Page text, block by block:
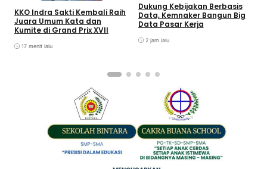
KKO Indra Sakti Kembali Raih
Juara Umum Kata dan
Kumite di Grand Prix XVII
17 menit lalu
Dukung Kebijakan Berbasis
Data, Kemnaker Bangun Big
Data Pasar Kerja
2 jam lalu